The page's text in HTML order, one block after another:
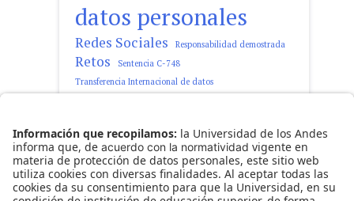
datos personales
Redes Sociales Responsabilidad demostrada
Retos
Sentencia C-748
Transferencia Internacional de datos